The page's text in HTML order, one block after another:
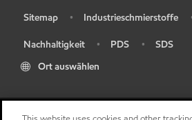
Sitemap • Industrieschmierstoffe
Nachhaltigkeit • PDS •
SDS
Ort auswählen